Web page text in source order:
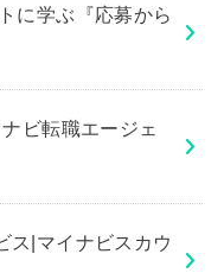
に学ぶ『応募から
ビ転職エージェ
ス|マイナビスカウ